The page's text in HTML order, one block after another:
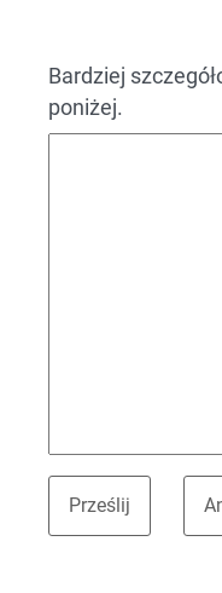
Bardziej
poniżej.